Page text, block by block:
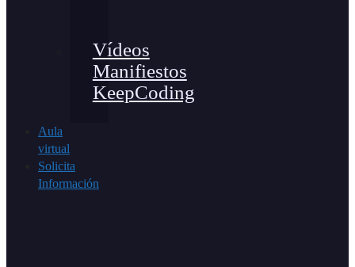
Vídeos
Manifiestos
KeepCoding
Aula
virtual
Solicita
Información